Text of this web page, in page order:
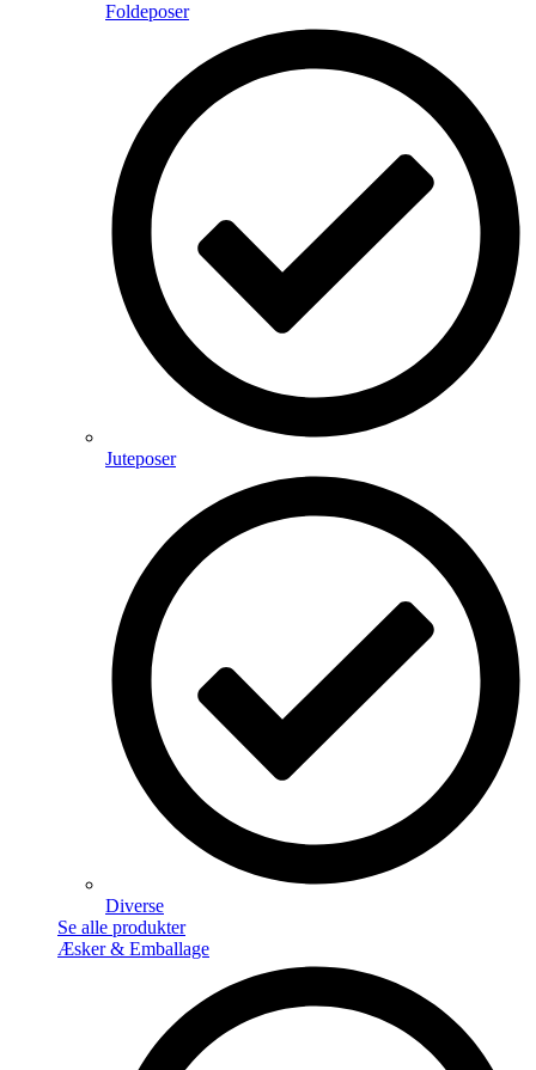
Foldeposer
Juteposer
Diverse
Se alle produkter
Æsker & Emballage